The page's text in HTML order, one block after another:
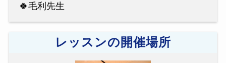
🍀毛利先生
レッスンの開催場所